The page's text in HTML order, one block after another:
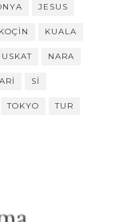
JESUS
KOÇIN KUALA
NARA
SI
TOKYO TUR